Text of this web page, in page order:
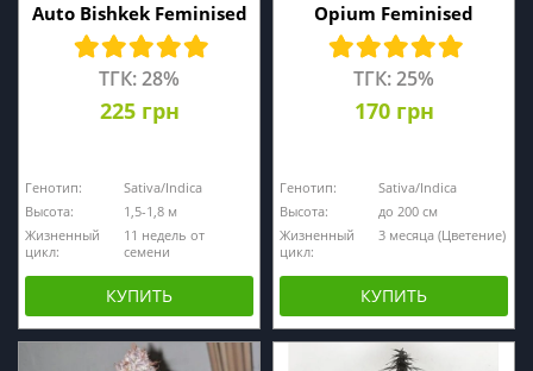
Auto Bishkek Feminised
ТГК: 28%
225 грн
Генотип:
Sativa/Indica
Высота:
1,5-1,8 м
Жизненный
цикл:
11 недель от
семени
КУПИТЬ
Opium Feminised
ТГК: 25%
170 грн
Генотип:
Sativa/Indica
Высота:
до 200 см
Жизненный
цикл:
3 месяца (Цветение)
КУПИТЬ